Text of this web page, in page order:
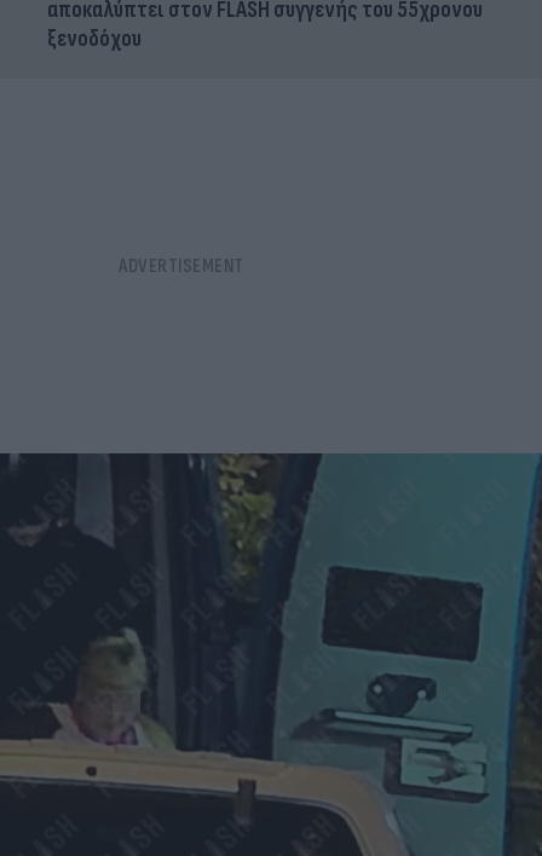
αποκαλύπτει στον FLASH συγγενής του 55χρονου
ξενοδόχου